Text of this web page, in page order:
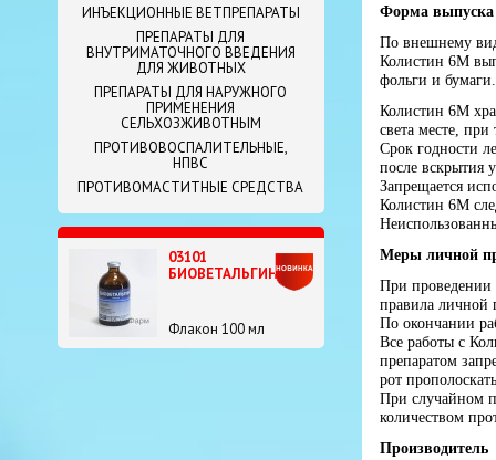
ИНЪЕКЦИОННЫЕ ВЕТПРЕПАРАТЫ
ПРЕПАРАТЫ ДЛЯ
ВНУТРИМАТОЧНОГО ВВЕДЕНИЯ
ДЛЯ ЖИВОТНЫХ
ПРЕПАРАТЫ ДЛЯ НАРУЖНОГО
ПРИМЕНЕНИЯ
СЕЛЬХОЗЖИВОТНЫМ
ПРОТИВОВОСПАЛИТЕЛЬНЫЕ,
НПВС
ПРОТИВОМАСТИТНЫЕ СРЕДСТВА
03101
БИОВЕТАЛЬГИН
Флакон 100 мл
Форма выпуска
По внешнему
Колистин 6М
фольги и бумаги.
Колистин 6М
света месте,
Срок годности
после вскрытия
Запрещается
Колистин 6М
Меры личной
При проведении
правила личной
По окончании
Все работы с Ко
препаратом
рот
При случайном
количеством
Производитель